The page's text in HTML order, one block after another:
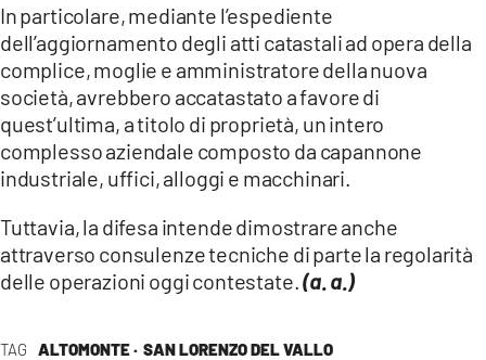
TAG ALTOMONTE · SAN LORENZO DEL VALLO
In particolare, mediante l’espediente
dell’aggiornamento degli atti catastali ad opera della
complice, moglie e amministratore della nuova
società, avrebbero accatastato a favore di
quest’ultima, a titolo di proprietà, un intero
complesso aziendale composto da capannone
industriale, uffici, alloggi e macchinari.
Tuttavia, la difesa intende dimostrare anche
attraverso consulenze tecniche di parte la regolarità
delle operazioni oggi contestate.(a. a.)